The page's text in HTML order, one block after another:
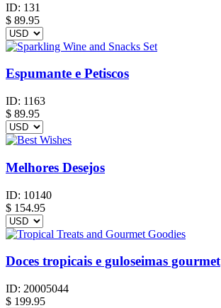
ID: 131
$ 89.95
Espumante e Petiscos
ID: 1163
$ 89.95
Melhores Desejos
ID: 10140
$ 154.95
Doces tropicais e guloseimas gourmet
ID: 20005044
$ 199.95